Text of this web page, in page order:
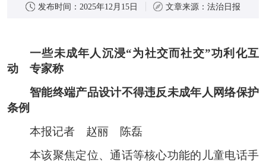
发布时间： 2025年12月15日 文章来源： 法治日报
一些未成年人沉浸“为社交而社交”功利化互
动 专家称
智能终端产品设计不得违反未成年人网络保护
条例
本报记者 赵丽 陈磊
本该聚焦定位、通话等核心功能的儿童电话手